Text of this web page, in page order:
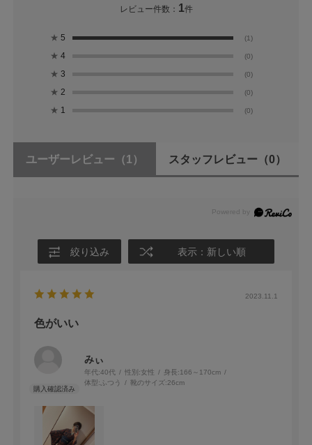
レビュー件数： 1件
★ 5 (1)
★ 4 (0)
★ 3 (0)
★ 2 (0)
★ 1 (0)
ユーザーレビュー （1） スタッフレビュー （0）
絞り込み 表示：新しい順
2023.11.1
色がいい
みぃ
年代:40代 性別:女性 身長:166～170cm
体型: ふつう 靴のサイズ:26cm